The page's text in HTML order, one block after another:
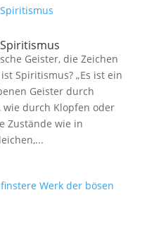
Geister, die Zeichen
ist Spiritismus? „Es ist ein
Geister durch
wie durch Klopfen oder
Zustände wie in